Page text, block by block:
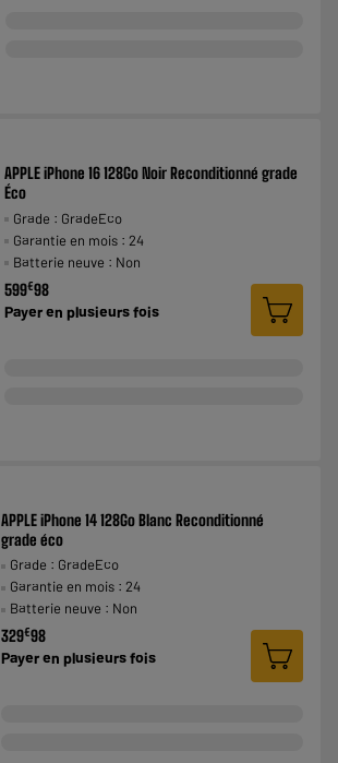
APPLE iPhone 16 128Go Noir Reconditionné grade
Éco
Grade : GradeEco
Garantie en mois : 24
Batterie neuve : Non
599€98
Payer en plusieurs fois
APPLE iPhone 14 128Go Blanc Reconditionné
grade éco
Grade : GradeEco
Garantie en mois : 24
Batterie neuve : Non
329€98
Payer enplusieurs fois